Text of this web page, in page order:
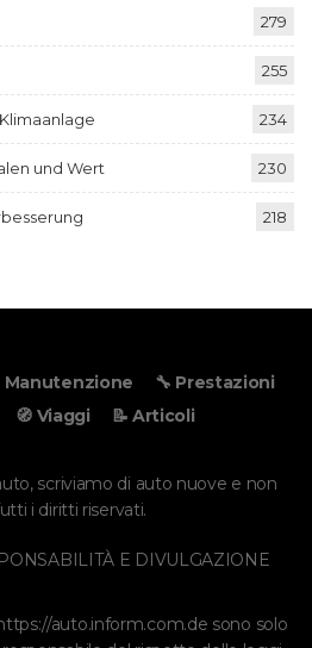
279
255
234
und Wert 230
218
Manutenzione
🔧 Prestazioni
🧭 Viaggi 📝 Articoli
scriviamo di auto nuove e non
i diritti riservati.
E DIVULGAZIONE
auto.inform.com.de sono solo